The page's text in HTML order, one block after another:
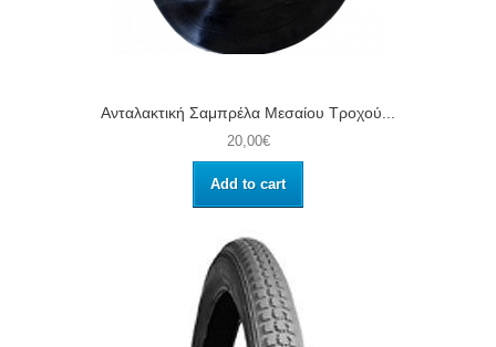
Ανταλακτική Σαμπρέλα Μεσαίου Τροχού...
20,00€
Add to cart